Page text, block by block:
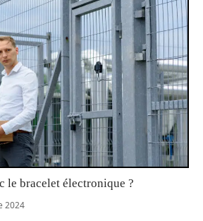
le bracelet électronique ?
2024